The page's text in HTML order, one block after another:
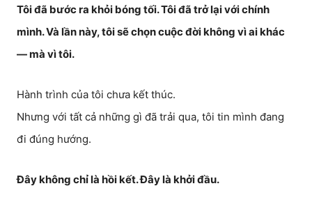
Tôi đã bước ra khỏi bóng tối. Tôi đã trở lại với chính
mình. Và lần này, tôi sẽ chọn cuộc đời không vì ai khác
— mà vì tôi.
Hành trình của tôi chưa kết thúc.
Nhưng với tất cả những gì đã trải qua, tôi tin mình đang
đi đúng hướng.
Đây không chỉ là hồi kết. Đây là khởi đầu.